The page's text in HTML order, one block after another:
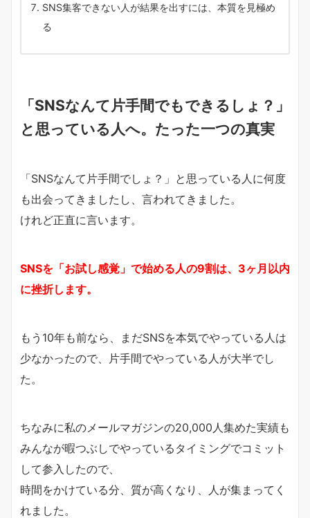
SNS集客できない人が結果を出すには、本質を見極め
る
「SNSなんて片手間でもできるしょ？」
と思っている人へ。たった一つの真実
「SNSなんて片手間でしょ？」 と思っている人に何度
も出会ってきましたし、言われてきました。
けれど正直に言います。
SNSを「お試し感覚」で始める人の9割は、3ヶ月以内
に挫折し ます。
もう10年も前なら、まだSNSを本気でやっている人は
少なかったので、片手間でやっている人が大半でし
た。
ちなみに私のメールマガジンの20,000人集めた実績も
みんなが暇つぶしでやっているタイミングでコミット
して参入したので、
時間をかけている分、質が高くなり、人が集まってく
れました。